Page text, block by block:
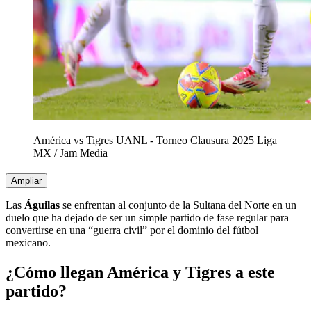
América vs Tigres UANL - Torneo Clausura 2025 Liga
MX /Jam Media
Ampliar
Las Águilas se enfrentan al conjunto de la Sultana del Norte en un
duelo que ha dejado de ser un simple partido de fase regular para
convertirse en una “guerra civil” por el dominio del fútbol
mexicano.
¿Cómo llegan América y Tigres a este
partido?